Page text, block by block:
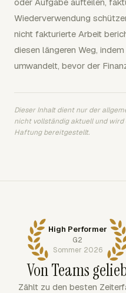
Wiederverwendung
nicht fakturierte Arbeit
diesen längeren Weg,
umwandelt, bevor der
Dieser Inhalt dient nur der
nicht vollständig aktuell und
Haftung bereitgestellt.
High Performer
G2
Sommer 2026
Von Teams
Zählt zu den besten